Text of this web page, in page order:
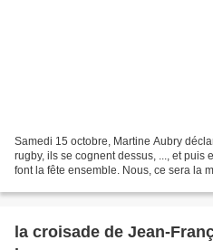
Samedi 15 octobre, Martine Aubry
rugby, ils se cognent dessus, ..., et puis
font la fête ensemble. Nous, ce sera la
la croisade de Jean-